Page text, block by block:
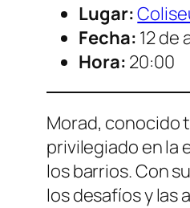
Lugar:
Fecha: 12 de
Hora: 20:00
Morad, conocido
privilegiado en la
los barrios. Con
los desafíos y las